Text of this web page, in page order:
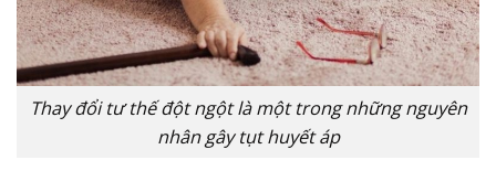
Thay đổi tư thế đột ngột là một trong những nguyên
nhân gây tụt huyết áp